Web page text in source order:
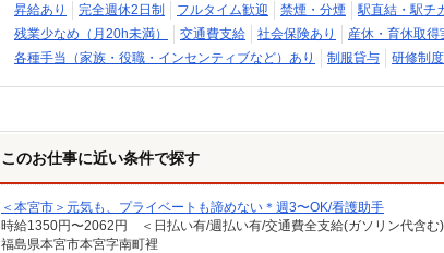
昇給あり
完全週休2日制 フルタイム歓迎 禁煙・分煙 駅直結・駅チ
残業少なめ（月20h未満）
交通費支給 社会保険あり 産休・育休取得
各種手当（家族・役職・インセンティブなど）あり
制服貸与 研修制
このお仕事に近い条件で探す
＜本宮市＞元気も、プライベートも諦めない＊週3〜OK/看護助手
時給1350円〜2062円 ＜日払い有/週払い有/交通費全支給(ガソリン代含む)
福島県本宮市本宮字南町裡